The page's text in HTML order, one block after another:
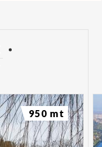
950 mt